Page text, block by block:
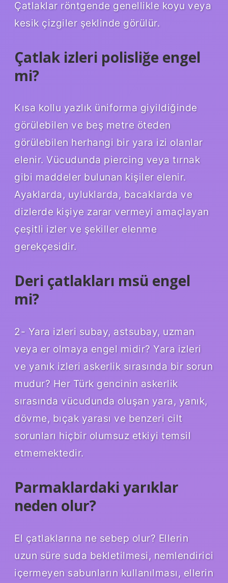
Çatlaklar röntgende genellikle koyu veya
kesik çizgiler şeklinde görülür.
Çatlak izleri polisliğe engel
mi?
Kısa kollu yazlık üniforma giyildiğinde
görülebilen ve beş metre öteden
görülebilen herhangi bir yara izi olanlar
elenir. Vücudunda piercing veya tırnak
gibi maddeler bulunan kişiler elenir.
Ayaklarda, uyluklarda, bacaklarda ve
dizlerde kişiye zarar vermeyi amaçlayan
çeşitli izler ve şekiller elenme
gerekçesidir.
Deri çatlakları msü engel
mi?
2- Yara izleri subay, astsubay, uzman
veya er olmaya engel midir? Yara izleri
ve yanık izleri askerlik sırasında bir sorun
mudur? Her Türk gencinin askerlik
sırasında vücudunda oluşan yara, yanık,
dövme, bıçak yarası ve benzeri cilt
sorunları hiçbir olumsuz etkiyi temsil
etmemektedir.
Parmaklardaki yarıklar
neden olur?
El çatlaklarına ne sebep olur? Ellerin
uzun süre suda bekletilmesi, nemlendirici
içermeyen sabunların kullanılması, ellerin